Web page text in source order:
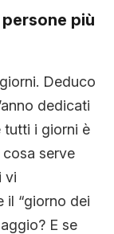
più
Deduco
dedicati
tutti i giorni è
cosa serve
vi
il “giorno dei
E se